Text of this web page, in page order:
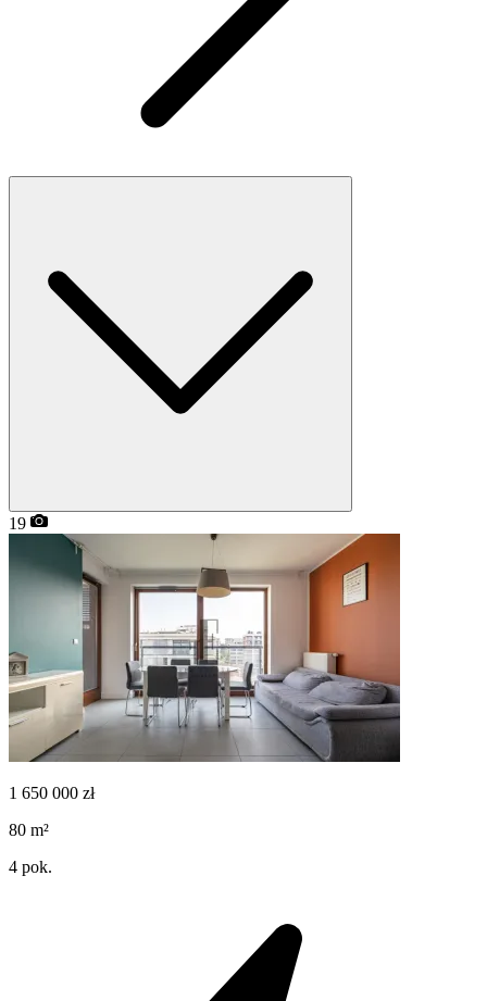
19
1 650 000 zł
80 m²
4 pok.